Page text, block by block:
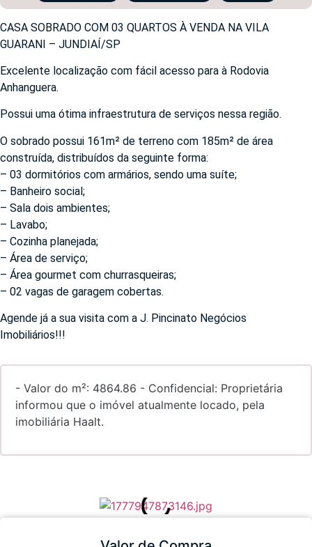
CASA SOBRADO COM 03 QUARTOS À VENDA NA VILA
GUARANI – JUNDIAÍ/SP
Excelente localização com fácil acesso para à Rodovia
Anhanguera.
Possui uma ótima infraestrutura de serviços nessa região.
O sobrado possui 161m² de terreno com 185m² de área
construída, distribuídos da seguinte forma:
– 03 dormitórios com armários, sendo uma suíte;
– Banheiro social;
– Sala dois ambientes;
– Lavabo;
– Cozinha planejada;
– Área de serviço;
– Área gourmet com churrasqueiras;
– 02 vagas de garagem cobertas.
Agende já a sua visita com a J. Pincinato Negócios
Imobiliários!!!
- Valor do m²: 4864.86 - Confidencial: Proprietária
informou que o imóvel atualmente locado, pela
imobiliária Haalt.